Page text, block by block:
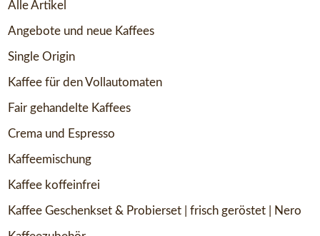
Alle Artikel
Angebote und neue Kaffees
Single Origin
Kaffee für den Vollautomaten
Fair gehandelte Kaffees
Crema und Espresso
Kaffeemischung
Kaffee koffeinfrei
Kaffee Geschenkset & Probierset | frisch geröstet | Nero